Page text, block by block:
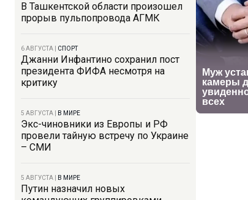
В Ташкентской области произошел
прорыв пульпопровода АГМК
6 АВГУСТА СПОРТ
Джанни Инфантино сохранил пост
президента ФИФА несмотря на
критику
5 АВГУСТА В МИРЕ
Экс-чиновники из Европы и РФ
провели тайную встречу по Украине
– СМИ
5 АВГУСТА В МИРЕ
Путин назначил новых